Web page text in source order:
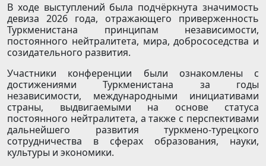
В ходе выступлений была подчёркнута значимость
девиза 2026 года, отражающего приверженность
Туркменистана принципам независимости,
постоянного нейтралитета, мира, добрососедства и
созидательного развития.
Участники конференции были ознакомлены с
достижениями Туркменистана за годы
независимости, международными инициативами
страны, выдвигаемыми на основе статуса
постоянного нейтралитета, а также с перспективами
дальнейшего развития туркмено-турецкого
сотрудничества в сферах образования, науки,
культуры и экономики.